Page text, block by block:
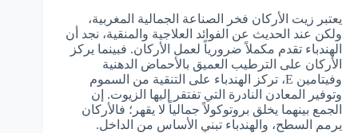
يعتبر زيت الأركان فخر الصناعة الجمالية المغربية،
ولكن عند الحديث عن الفوائد العلاجية والمنقية، نجد أن
الهندباء تقدم مكملاً ضرورياً لعمل الأركان. فبينما يركز
الأركان على الترطيب العميق بالأحماض الدهنية
وفيتامين E، تركز الهندباء على التنقية من السموم
وتوفير المعادن النادرة التي تفتقر إليها الزيوت. إن
الجمع بينهما يخلق بروتوكولاً جمالياً لا يقهر؛ فالأركان
يرمم السطح، والهندباء تبني الأساس من الداخل.